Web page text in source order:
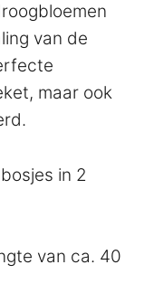
van de
maar ook
in 2
van ca. 40